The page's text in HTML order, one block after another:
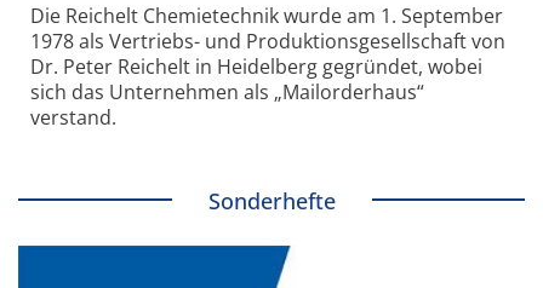
Die Reichelt Chemietechnik wurde am 1. September
1978 als Vertriebs- und Produktionsgesellschaft von
Dr. Peter Reichelt in Heidelberg gegründet, wobei
sich das Unternehmen als „Mailorderhaus“
verstand.
Sonderhefte